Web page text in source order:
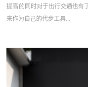
提高的同时对于出行交通也有
来作为自己的代步工具...